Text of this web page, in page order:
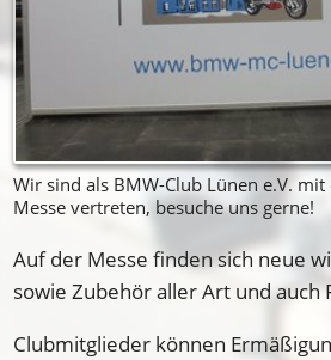
Wir sind als BMW-Club Lünen e.V.
Messe vertreten, besuche uns gerne!
Auf der Messe finden sich neue
sowie Zubehör aller Art und auch
Clubmitglieder können